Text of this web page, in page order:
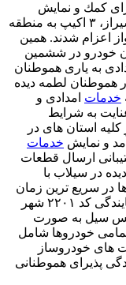
به هموطنان لطمه دیده از سیل به شیراز، ۳ اكیپ به منطقه
به اهواز اعزام شدند. همین
در ششمین
یاری هموطنان
لطمه دیده
امدادی و
به شرایط
استان های در
خدمات
ارسال قطعات
سیلاب با
ترین زمان
ممكن به انجام رسیده است. گفتنی است نمایندگی كد ۲۲۰۱ شهر
به صورت
خودروها شامل
خودروساز
هموطنانی